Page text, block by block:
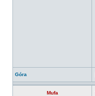
Góra
Mufa